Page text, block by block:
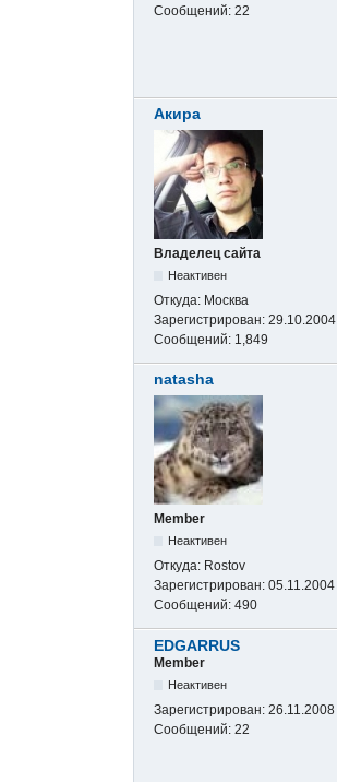
Сообщений: 22
Акира
Владелец сайта
Неактивен
Откуда: Москва
Зарегистрирован: 29.10.2004
Сообщений: 1,849
natasha
Member
Неактивен
Откуда: Rostov
Зарегистрирован: 05.11.2004
Сообщений: 490
EDGARRUS
Member
Неактивен
Зарегистрирован: 26.11.2008
Сообщений: 22